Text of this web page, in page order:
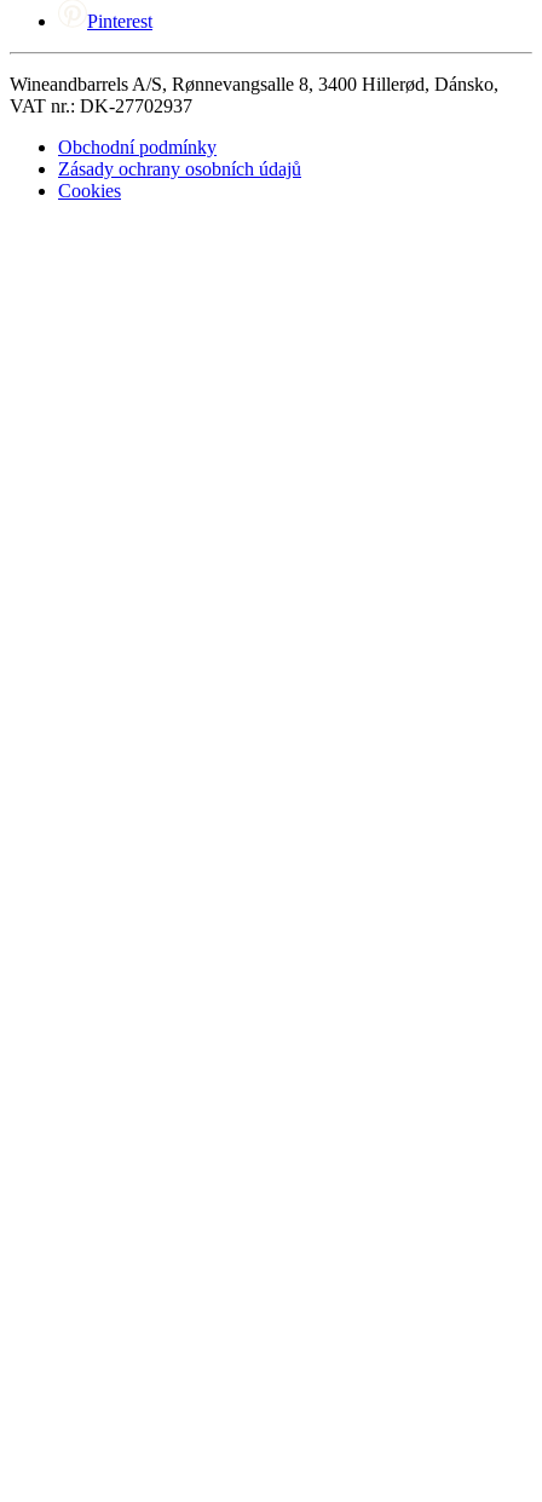
Pinterest
Wineandbarrels A/S, Rønnevangsalle 8, 3400 Hillerød, Dánsko,
VAT nr.: DK-27702937
Obchodní podmínky
Zásady ochrany osobních údajů
Cookies